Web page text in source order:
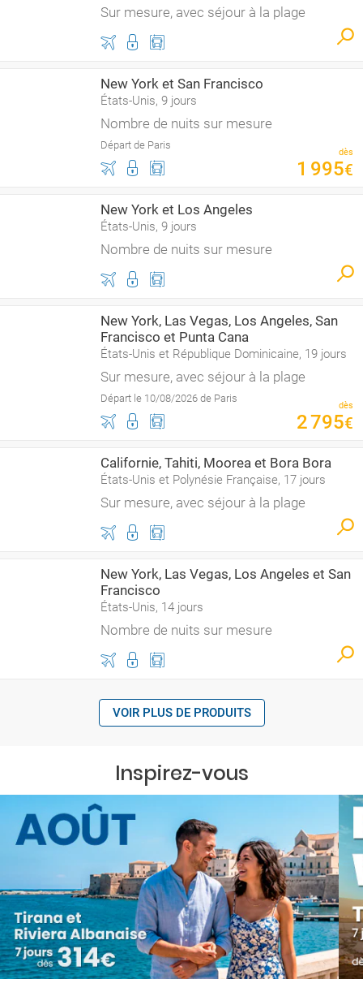
Sur mesure, avec séjour à la plage
New York et San Francisco
États-Unis, 9 jours
Nombre de nuits sur mesure
Départ de Paris
dès
1 995€
New York et Los Angeles
États-Unis, 9 jours
Nombre de nuits sur mesure
New York, Las Vegas, Los Angeles, San
Francisco et Punta Cana
États-Unis et République Dominicaine, 19 jours
Sur mesure, avec séjour à la plage
Départ le 10/08/2026 de Paris
dès
2795€
Californie, Tahiti, Moorea et Bora Bora
États-Unis et Polynésie Française, 17 jours
Sur mesure, avec séjour à la plage
New York, Las Vegas, Los Angeles et San
Francisco
États-Unis, 14 jours
Nombre de nuits sur mesure
VOIR PLUS DE PRODUITS
Inspirez-vous